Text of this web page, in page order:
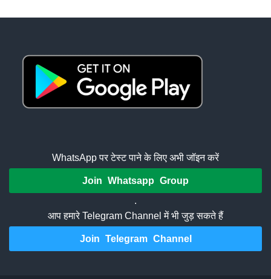
WhatsApp पर टेस्ट पाने के लिए अभी जॉइन करें
Join Whatsapp Group
.
आप हमारे Telegram Channel में भी जुड़ सकते हैं
Join Telegram Channel